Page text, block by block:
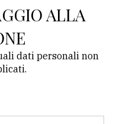
ALLA
dati personali non